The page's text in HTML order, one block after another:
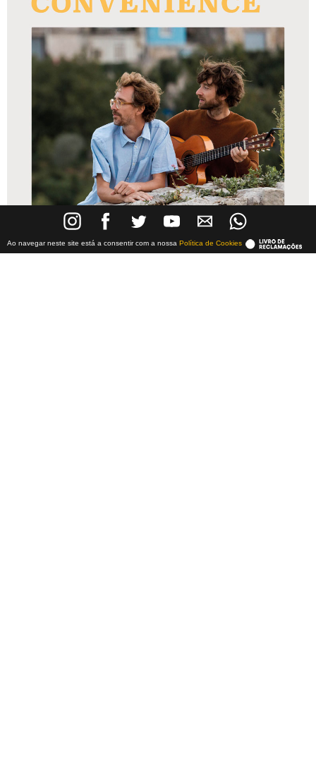
Ao navegar neste site está a consentir com a nossa Política de Cookies